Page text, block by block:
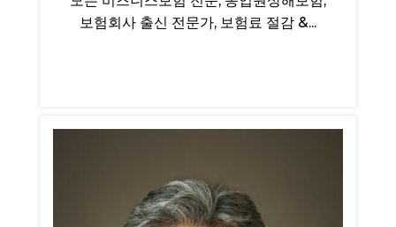
보험회사 출신 전문가, 보험료 절감 &...